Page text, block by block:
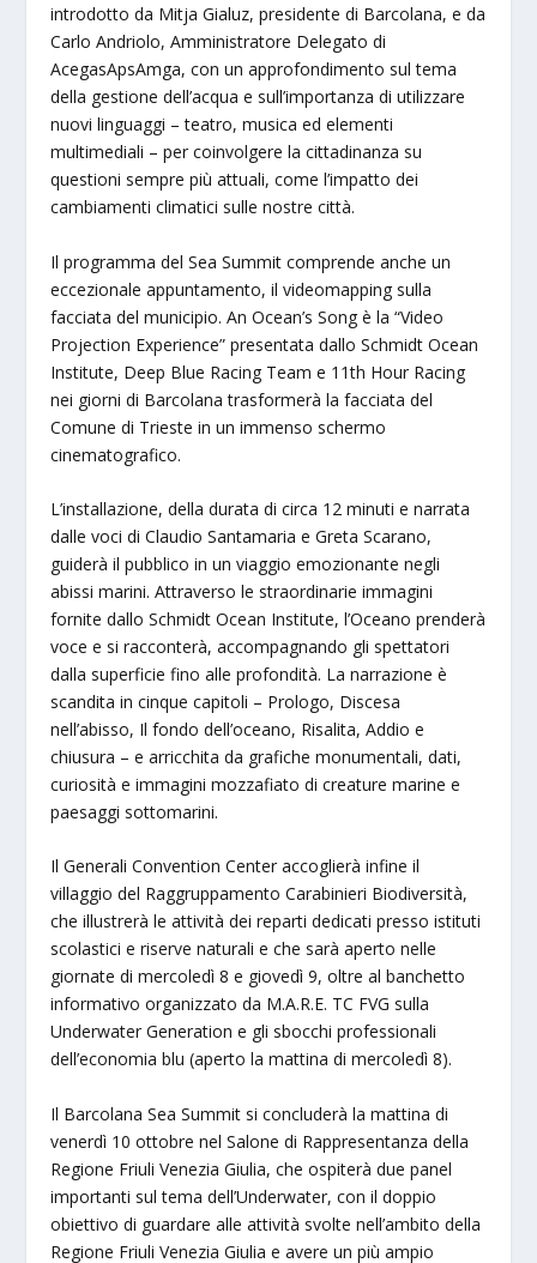
introdotto da Mitja Gialuz, presidente di Barcolana, e da
Carlo Andriolo, Amministratore Delegato di
AcegasApsAmga, con un approfondimento sul tema
della gestione dell’acqua e sull’importanza di utilizzare
nuovi linguaggi – teatro, musica ed elementi
multimediali – per coinvolgere la cittadinanza su
questioni sempre più attuali, come l’impatto dei
cambiamenti climatici sulle nostre città.
Il programma del Sea Summit comprende anche un
eccezionale appuntamento, il videomapping sulla
facciata del municipio. An Ocean’s Song è la “Video
Projection Experience” presentata dallo Schmidt Ocean
Institute, Deep Blue Racing Team e 11th Hour Racing
nei giorni di Barcolana trasformerà la facciata del
Comune di Trieste in un immenso schermo
cinematografico.
L’installazione, della durata di circa 12 minuti e narrata
dalle voci di Claudio Santamaria e Greta Scarano,
guiderà il pubblico in un viaggio emozionante negli
abissi marini. Attraverso le straordinarie immagini
fornite dallo Schmidt Ocean Institute, l’Oceano prenderà
voce e si racconterà, accompagnando gli spettatori
dalla superficie fino alle profondità. La narrazione è
scandita in cinque capitoli – Prologo, Discesa
nell’abisso, Il fondo dell’oceano, Risalita, Addio e
chiusura – e arricchita da grafiche monumentali, dati,
curiosità e immagini mozzafiato di creature marine e
paesaggi sottomarini.
Il Generali Convention Center accoglierà infine il
villaggio del Raggruppamento Carabinieri Biodiversità,
che illustrerà le attività dei reparti dedicati presso istituti
scolastici e riserve naturali e che sarà aperto nelle
giornate di mercoledì 8 e giovedì 9, oltre al banchetto
informativo organizzato da M.A.R.E. TC FVG sulla
Underwater Generation e gli sbocchi professionali
dell’economia blu (aperto la mattina di mercoledì 8).
Il Barcolana Sea Summit si concluderà la mattina di
venerdì 10 ottobre nel Salone di Rappresentanza della
Regione Friuli Venezia Giulia, che ospiterà due panel
importanti sul tema dell’Underwater, con il doppio
obiettivo di guardare alle attività svolte nell’ambito della
Regione Friuli Venezia Giulia e avere un più ampio